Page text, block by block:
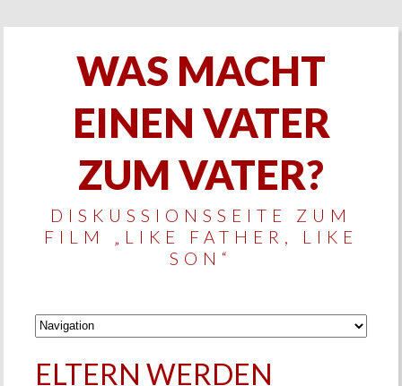
WAS MACHT
EINEN VATER
ZUM VATER?
DISKUSSIONSSEITE ZUM
FILM „LIKE FATHER, LIKE
SON“
ELTERN WERDEN